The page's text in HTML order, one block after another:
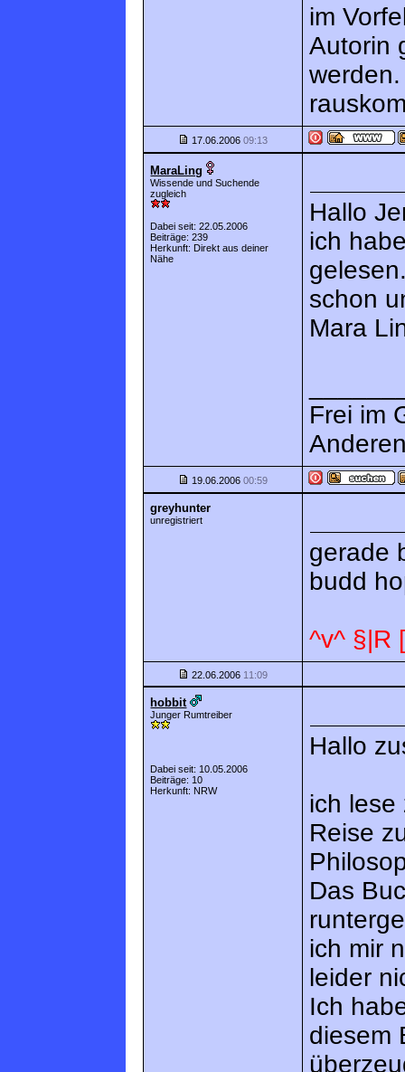
im
Autorin
17.06.200609:13
MaraLing
Wissende und Suchende
zugleich
Dabei seit: 22.05.2006
Beiträge: 239
Herkunft: Direkt aus deiner
Nähe
Hallo
ich
schon
Mara
Frei im
19.06.200600:59
greyhunter
unregistriert
gerade
budd
^v^ §|R
22.06.2006 11:09
hobbit
Junger Rumtreiber
Dabei seit: 10.05.2006
Beiträge: 10
Herkunft: NRW
Hallo
ich lese
Reise
Das
ich mir
leider
Ich
diesem